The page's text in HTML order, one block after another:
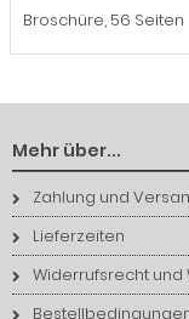
Broschüre, 56 Seiten
Mehr über...
Zahlung und
Lieferzeiten
Widerrufsrecht